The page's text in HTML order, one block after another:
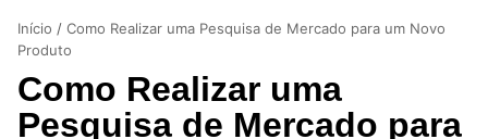
Início / Como Realizar uma Pesquisa de Mercado para um Novo
Produto
Como Realizar uma
Pesquisa de Mercado para